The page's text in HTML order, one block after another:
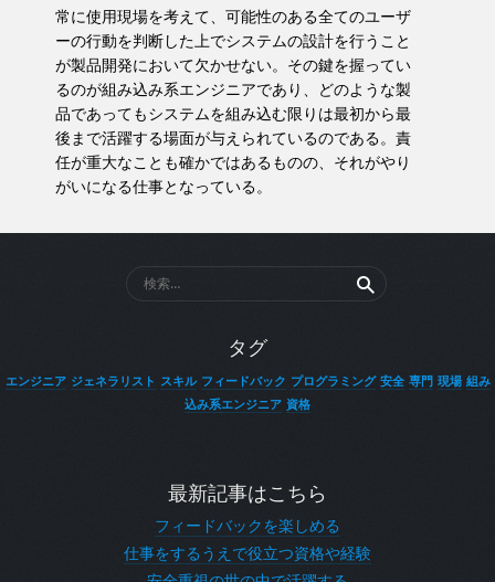
常に使用現場を考えて、可能性のある全てのユーザ
ーの行動を判断した上でシステムの設計を行うこと
が製品開発において欠かせない。その鍵を握ってい
るのが組み込み系エンジニアであり、どのような製
品であってもシステムを組み込む限りは最初から最
後まで活躍する場面が与えられているのである。責
任が重大なことも確かではあるものの、それがやり
がいになる仕事となっている。
索:
タグ
エンジニア ジェネラリスト スキル フィードバック プログラミング 安全 専門 現場 組み
込み系エンジニア 資格
最新記事はこちら
フィードバックを楽しめる
仕事をするうえで役立つ資格や経験